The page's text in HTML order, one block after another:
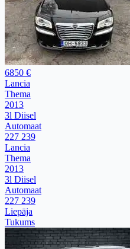
6850 €
Lancia
Thema
2013
3l Diisel
Automaat
227 239
Lancia
Thema
2013
3l Diisel
Automaat
227 239
Liepāja
Tukums